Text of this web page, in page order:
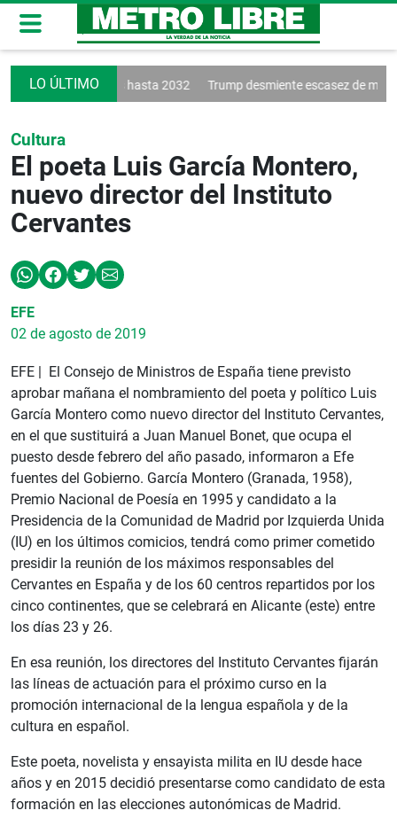
a Vinícius hasta 2032 Trump desmiente escasez de municiones
Cultura
El poeta Luis García Montero,
nuevo director del Instituto
Cervantes
EFE
02 de agosto de 2019
EFE | El Consejo de Ministros de España tiene previsto
aprobar mañana el nombramiento del poeta y político Luis
García Montero como nuevo director del Instituto Cervantes,
en el que sustituirá a Juan Manuel Bonet, que ocupa el
puesto desde febrero del año pasado, informaron a Efe
fuentes del Gobierno. García Montero (Granada, 1958),
Premio Nacional de Poesía en 1995 y candidato a la
Presidencia de la Comunidad de Madrid por Izquierda Unida
(IU) en los últimos comicios, tendrá como primer cometido
presidir la reunión de los máximos responsables del
Cervantes en España y de los 60 centros repartidos por los
cinco continentes, que se celebrará en Alicante (este) entre
los días 23 y 26.
En esa reunión, los directores del Instituto Cervantes fijarán
las líneas de actuación para el próximo curso en la
promoción internacional de la lengua española y de la
cultura en español.
Este poeta, novelista y ensayista milita en IU desde hace
años y en 2015 decidió presentarse como candidato de esta
formación en las elecciones autonómicas de Madrid.